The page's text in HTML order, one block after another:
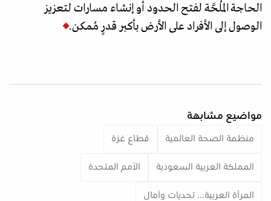
الحاجة المُلحَّة لفتح الحدود أو إنشاء مسارات لتعزيز
الوصول إلى الأفراد على الأرض بأكبر قدرٍ مُمكن.
مواضيع مشابهة
منظمة الصحة العالمية قطاع غزة
المملكة العربية السعودية الأمم المتحدة
المرأة العربية... تحديات وآمال